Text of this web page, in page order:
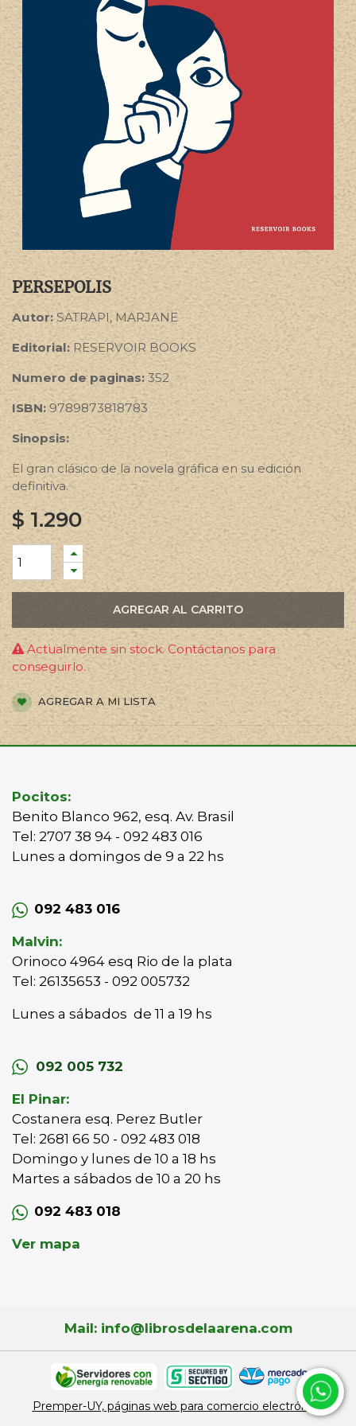
PERSEPOLIS
Autor:SATRAPI, MARJANE
Editorial: RESERVOIR BOOKS
Numero de paginas: 352
ISBN:9789873818783
Sinopsis:
El gran clásico de la novela gráfica en su edición
definitiva.
$ 1.290
AGREGAR AL CARRITO
Actualmente sin stock. Contáctanos para
conseguirlo.
AGREGAR A MI LISTA
Pocitos:
Benito Blanco 962, esq. Av. Brasil
Tel: 2707 38 94 - 092 483 016
Lunes a domingos de 9 a 22 hs
092 483 016
Malvin:
Orinoco 4964 esq Rio de la plata
Tel: 26135653 - 092 005732
Lunes a sábados de 11 a 19 hs
092 005 732
El Pinar:
Costanera esq. Perez Butler
Tel: 2681 66 50 - 092 483 018
Domingo y lunes de 10 a 18 hs
Martes a sábados de 10 a 20 hs
092 483 018
Ver mapa
Mail: info@librosdelaarena.com
Premper-UY, páginas web para comercio electrónico